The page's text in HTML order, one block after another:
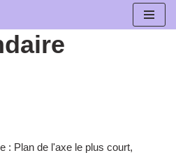
: Plan de l'axe le plus court,